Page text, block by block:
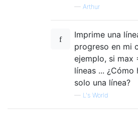
— Arthur
Imprime una
progreso en mi
ejemplo, si max
líneas ...
solo una línea?
— L's World